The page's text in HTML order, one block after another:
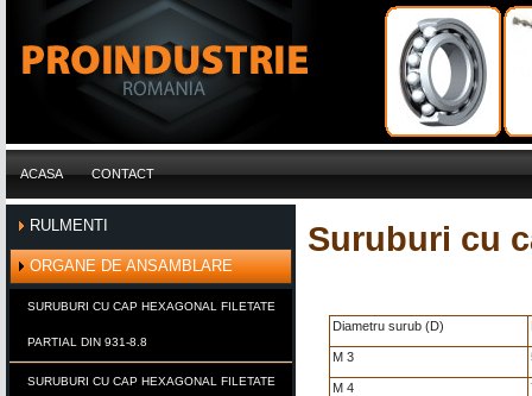
ACASA CONTACT
RULMENTI
ORGANE DE ANSAMBLARE
SURUBURI CU CAP HEXAGONAL FILETATE
PARTIAL DIN 931-8.8
SURUBURI CU CAP HEXAGONAL FILETATE
Suruburi cu
Diametru surub (D)
M 3
M 4